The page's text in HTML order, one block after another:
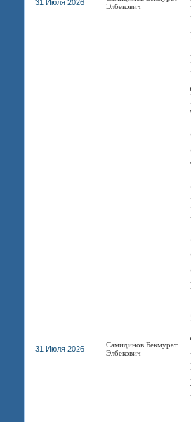
31 Июля 2026
Элбекович
31 Июля 2026
Самидинов Бекмурат
Элбекович